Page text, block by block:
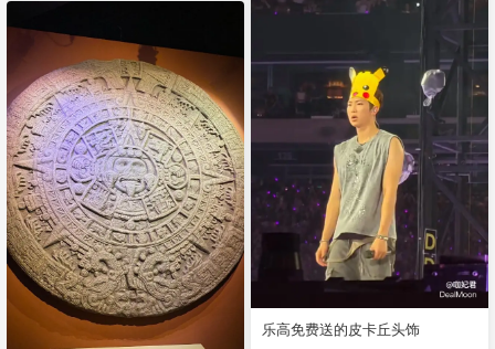
乐高免费送的皮卡丘头饰